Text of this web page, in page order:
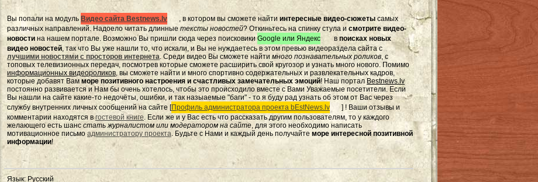
Вы попали на модуль Видео сайта Bestnews.lv , в котором вы сможете найти интересные видео-сюжеты самых
различных направлений. Надоело читать длинныетексты новостей? Откиньтесь на спинку стула и смотрите видео-
новости на нашем портале. Возможно Вы пришли сюда через поисковикиGoogle или Яндекс в поисках новых
видео новостей, так что Вы уже нашли то, что искали, и Вы не нуждаетесь в этом превью видеораздела сайта с
лучшими новостями с просторов интернета. Среди видео Вы сможете найти много познавательных роликов, с
топовых телевизионных передач, посмотрев которые сможете расширить свой кругозор и узнать много нового. Помимо
информационных видеороликов, вы сможете найти и много спортивно содержательных и развлекательных кадров,
которые добавят Вам море позитивного настроения и счастливых замечательных эмоций! Наш портал Bestnews.lv
постоянно развивается и Нам бы очень хотелось, чтобы это происходило вместе с Вами Уважаемые посетители. Если
Вы нашли на сайте какие-то недочёты, ошибки, и так назыаемые "баги" - то я буду рад узнать об этом от Вас через
службу внутренних личных сообщений на сайте [Профиль администратора проекта bEstNews.lv
] ! Ваши отзывы и
комментарии находятся вгостевой книге. Если же и у Вас есть что рассказать другим пользователям, то у каждого
желающего есть шанс стать журналистом или модератором на сайте, для этого необходимо написать
мотивационное письмо администратору проекта. Будьте с Нами и каждый день получайте море интересной позитивной
информации!
Язык: Русский